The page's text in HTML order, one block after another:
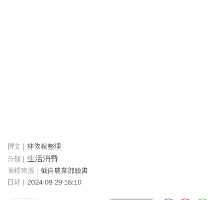
林依榕整理
生活消費
截自農業部臉書
2024-08-29 18:10